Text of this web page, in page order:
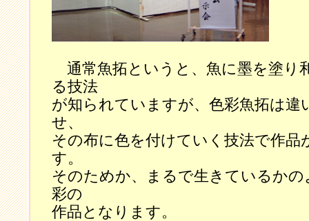
通常魚拓というと、魚に墨を塗り
る技法
が知られていますが、色彩魚拓は違
せ、
その布に色を付けていく技法で作品
す。
そのためか、まるで生きているか
彩の
作品となります。